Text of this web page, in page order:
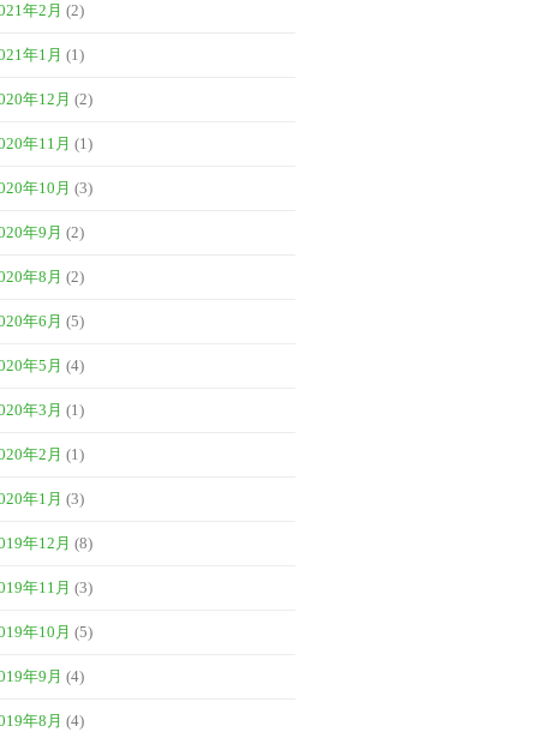
年2月 (2)
年1月 (1)
年12月 (2)
年11月 (1)
年10月 (3)
年9月 (2)
年8月 (2)
年6月 (5)
年5月 (4)
年3月 (1)
年2月 (1)
年1月 (3)
年12月 (8)
年11月 (3)
年10月 (5)
年9月 (4)
年8月 (4)